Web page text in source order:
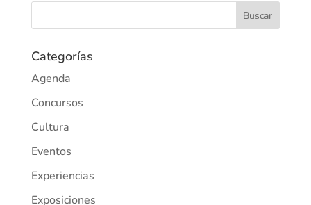
Categorías
Agenda
Concursos
Cultura
Eventos
Experiencias
Exposiciones